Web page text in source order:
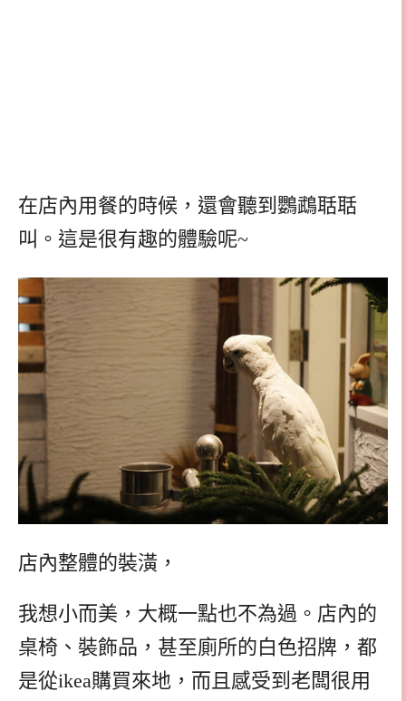
在店內用餐的時候，還會聽到鸚鵡聒聒
叫。這是很有趣的體驗呢~
店內整體的裝潢，
我想小而美，大概一點也不為過。店內的
桌椅、裝飾品，甚至廁所的白色招牌，都
是從ikea購買來地，而且感受到老闆很用